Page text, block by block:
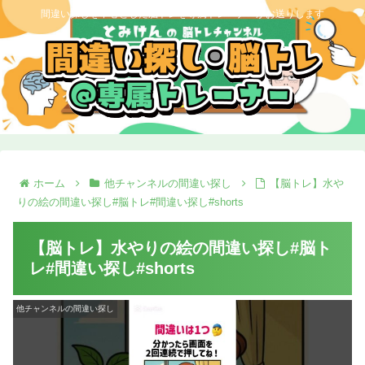
間違い探しを中心とした脳トレを専属トレーナーがお送りします
ホーム 他チャンネルの間違い探し
【脳トレ】水や
りの絵の間違い探し#脳トレ#間違い探し#shorts
【脳トレ】水やりの絵の間違い探し#脳ト
レ#間違い探し#shorts
他チャンネルの間違い探し